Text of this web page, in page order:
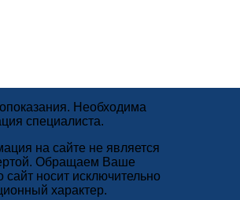
Необходима
специалиста.
на сайте не является
Обращаем Ваше
сайт носит исключительно
характер.